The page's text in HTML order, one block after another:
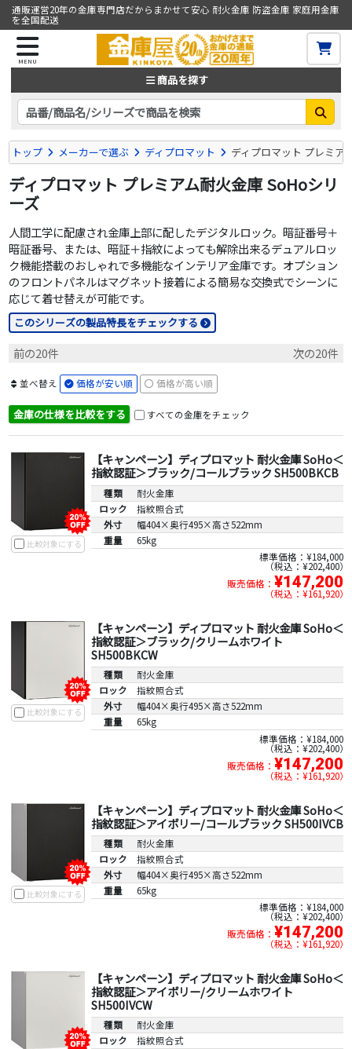
通販運営20年の金庫専門店だからまかせて安心 耐火金庫 防盗金庫 家庭用金庫
を全国配送
MENU
商品を探す
トップ メーカーで選ぶ ディプロマット ディプロマット プレミア
ディプロマット プレミアム耐火金庫 SoHoシリ
ーズ
人間工学に配慮され金庫上部に配したデジタルロック。暗証番号＋
暗証番号、または、暗証＋指紋によっても解除出来るデュアルロッ
ク機能搭載のおしゃれで多機能なインテリア金庫です。オプション
のフロントパネルはマグネット接着による簡易な交換式でシーンに
応じて着せ替えが可能です。
このシリーズの製品特長をチェックする
前の20件 次の20件
金庫の仕様を比較をする すべての金庫をチェック
並べ替え 価格が安い順 価格が高い順
比較対象にする
【キャンペーン】ディプロマット 耐火金庫 SoHo＜
指紋認証＞ブラック/コールブラック SH500BKCB
種類
耐火金庫
ロック
指紋照合式
外寸
幅404×奥行495×高さ522mm
重量
65kg
標準価格：¥184,000
税込：¥202,400
販売価格： ¥147,200
税込：¥161,920
比較対象にする
【キャンペーン】ディプロマット 耐火金庫 SoHo＜
指紋認証＞ブラック/クリームホワイト
SH500BKCW
種類
耐火金庫
ロック
指紋照合式
外寸
幅404×奥行495×高さ522mm
重量
65kg
標準価格：¥184,000
税込：¥202,400
販売価格： ¥147,200
税込：¥161,920
比較対象にする
【キャンペーン】ディプロマット 耐火金庫 SoHo＜
指紋認証＞アイボリー/コールブラック SH500IVCB
種類
耐火金庫
ロック
指紋照合式
外寸
幅404×奥行495×高さ522mm
重量
65kg
標準価格：¥184,000
税込：¥202,400
販売価格： ¥147,200
税込：¥161,920
【キャンペーン】ディプロマット 耐火金庫 SoHo＜
指紋認証＞アイボリー/クリームホワイト
SH500IVCW
種類
耐火金庫
ロック
指紋照合式